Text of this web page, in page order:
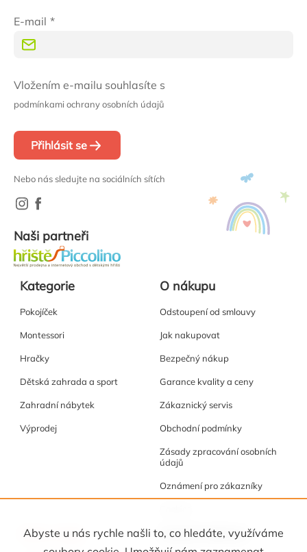
Abyste u nás rychle našli to, co hledáte, využíváme
E-mail
Vložením e-mailu souhlasíte s
podmínkami ochrany osobních údajů
Přihlásit se
Nebo nás sledujte na sociálních sítích
Naši partneři
Kategorie
Pokojíček
Montessori
Hračky
Dětská zahrada a sport
Zahradní nábytek
Výprodej
O nákupu
Odstoupení od smlouvy
Jak nakupovat
Bezpečný nákup
Garance kvality a ceny
Zákaznický servis
Obchodní podmínky
Zásady zpracování osobních
údajů
Oznámení pro zákazníky
Akce a tipy Osobní kabinet